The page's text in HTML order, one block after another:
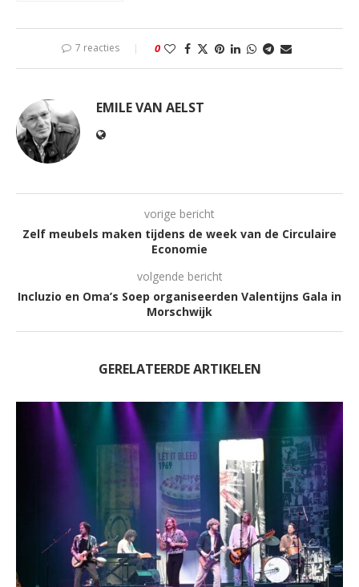
7 reacties 0
EMILE VAN AELST
vorige bericht
Zelf meubels maken tijdens de week van de Circulaire
Economie
volgende bericht
Incluzio en Oma’s Soep organiseerden Valentijns Gala in
Morschwijk
GERELATEERDE ARTIKELEN